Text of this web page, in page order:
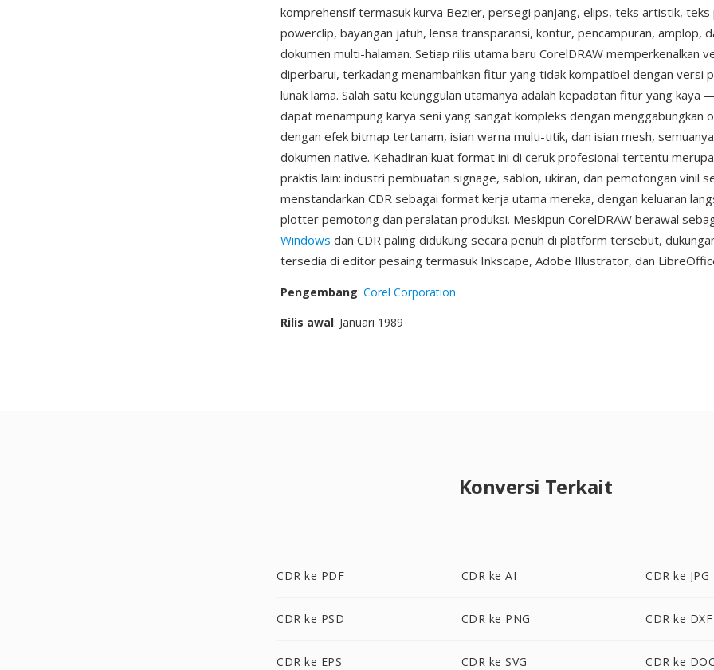
komprehensif termasuk kurva Bezier, persegi panjang, elips, teks artistik, teks
powerclip, bayangan jatuh, lensa transparansi, kontur, pencampuran, amplop,
dokumen multi-halaman. Setiap rilis utama baru CorelDRAW memperkenalkan
diperbarui, terkadang menambahkan fitur yang tidak kompatibel dengan versi
lunak lama. Salah satu keunggulan utamanya adalah kepadatan fitur yang kaya
dapat menampung karya seni yang sangat kompleks dengan menggabungkan
dengan efek bitmap tertanam, isian warna multi-titik, dan isian mesh,
dokumen native. Kehadiran kuat format ini di ceruk profesional tertentu
praktis lain: industri pembuatan signage, sablon, ukiran, dan pemotongan vinil
menstandarkan CDR sebagai format kerja utama mereka, dengan keluaran
plotter pemotong dan peralatan produksi. Meskipun CorelDRAW berawal
Windows dan CDR paling didukung secara penuh di platform tersebut,
tersedia di editor pesaing termasuk Inkscape, Adobe Illustrator, dan
Pengembang: Corel Corporation
Rilis awal: Januari 1989
Konversi Terkait
CDR ke PDF CDR ke AI CDR ke JPG
CDR ke PSD CDR ke PNG CDR ke DXF
CDR ke EPS CDR ke SVG CDR ke